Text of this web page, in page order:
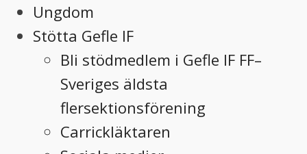
Ungdom
Stötta Gefle IF
Bli stödmedlem i Gefle IF FF–
Sveriges äldsta
flersektionsförening
Carrickläktaren